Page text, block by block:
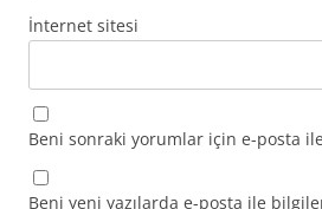
İnternet sitesi
Beni sonraki yorumlar için e-posta
Beni yeni yazılarda e-posta ile